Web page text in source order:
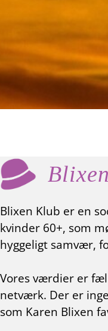
Blixen Klub er en
kvinder 60+, som
hyggeligt samvær,
Vores værdier er
netværk. Der er
som Karen Blixen